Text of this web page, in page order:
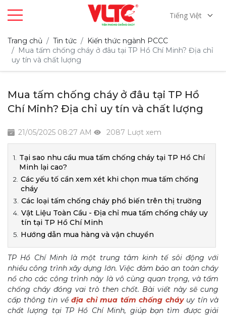
Tiếng Việt
Trang chủ Tin tức
Kiến thức ngành PCCC
Mua tấm chống cháy ở đâu tại TP Hồ Chí Minh? Địa chỉ
uy tín và chất lượng
Mua tấm chống cháy ở đâu tại TP Hồ
Chí Minh? Địa chỉ uy tín và chất lượng
21/05/2025 08:27 AM 2087 Lượt xem
Tại sao nhu cầu mua tấm chống cháy tại TP Hồ Chí
Minh lại cao?
Các yếu tố cần xem xét khi chọn mua tấm chống
cháy
Các loại tấm chống cháy phổ biến trên thị trường
Vật Liệu Toàn Cầu - Địa chỉ mua tấm chống cháy uy
tín tại TP Hồ Chí Minh
Hướng dẫn mua hàng và vận chuyển
TP Hồ Chí Minh là một trung tâm kinh tế sôi động với
nhiều công trình xây dựng lớn. Việc đảm bảo an toàn cháy
nổ cho các công trình này là vô cùng quan trọng, và tấm
chống cháy đóng vai trò then chốt. Bài viết này sẽ cung
cấp thông tin về địa chỉ mua tấm chống cháyuy tín và
chất lượng tại TP Hồ Chí Minh, giúp bạn tìm được giải